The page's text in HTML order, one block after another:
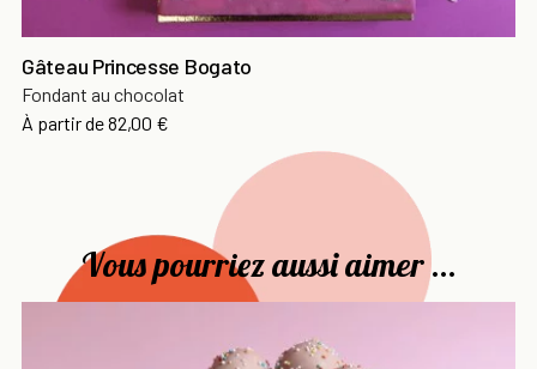
Gâteau Princesse Bogato
Fondant au chocolat
À partir dePrix
82,00 €
Vous pourriez aussi aimer ...